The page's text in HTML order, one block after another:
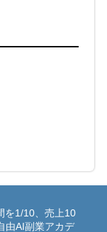
を1/10、売上10
由AI副業アカデ